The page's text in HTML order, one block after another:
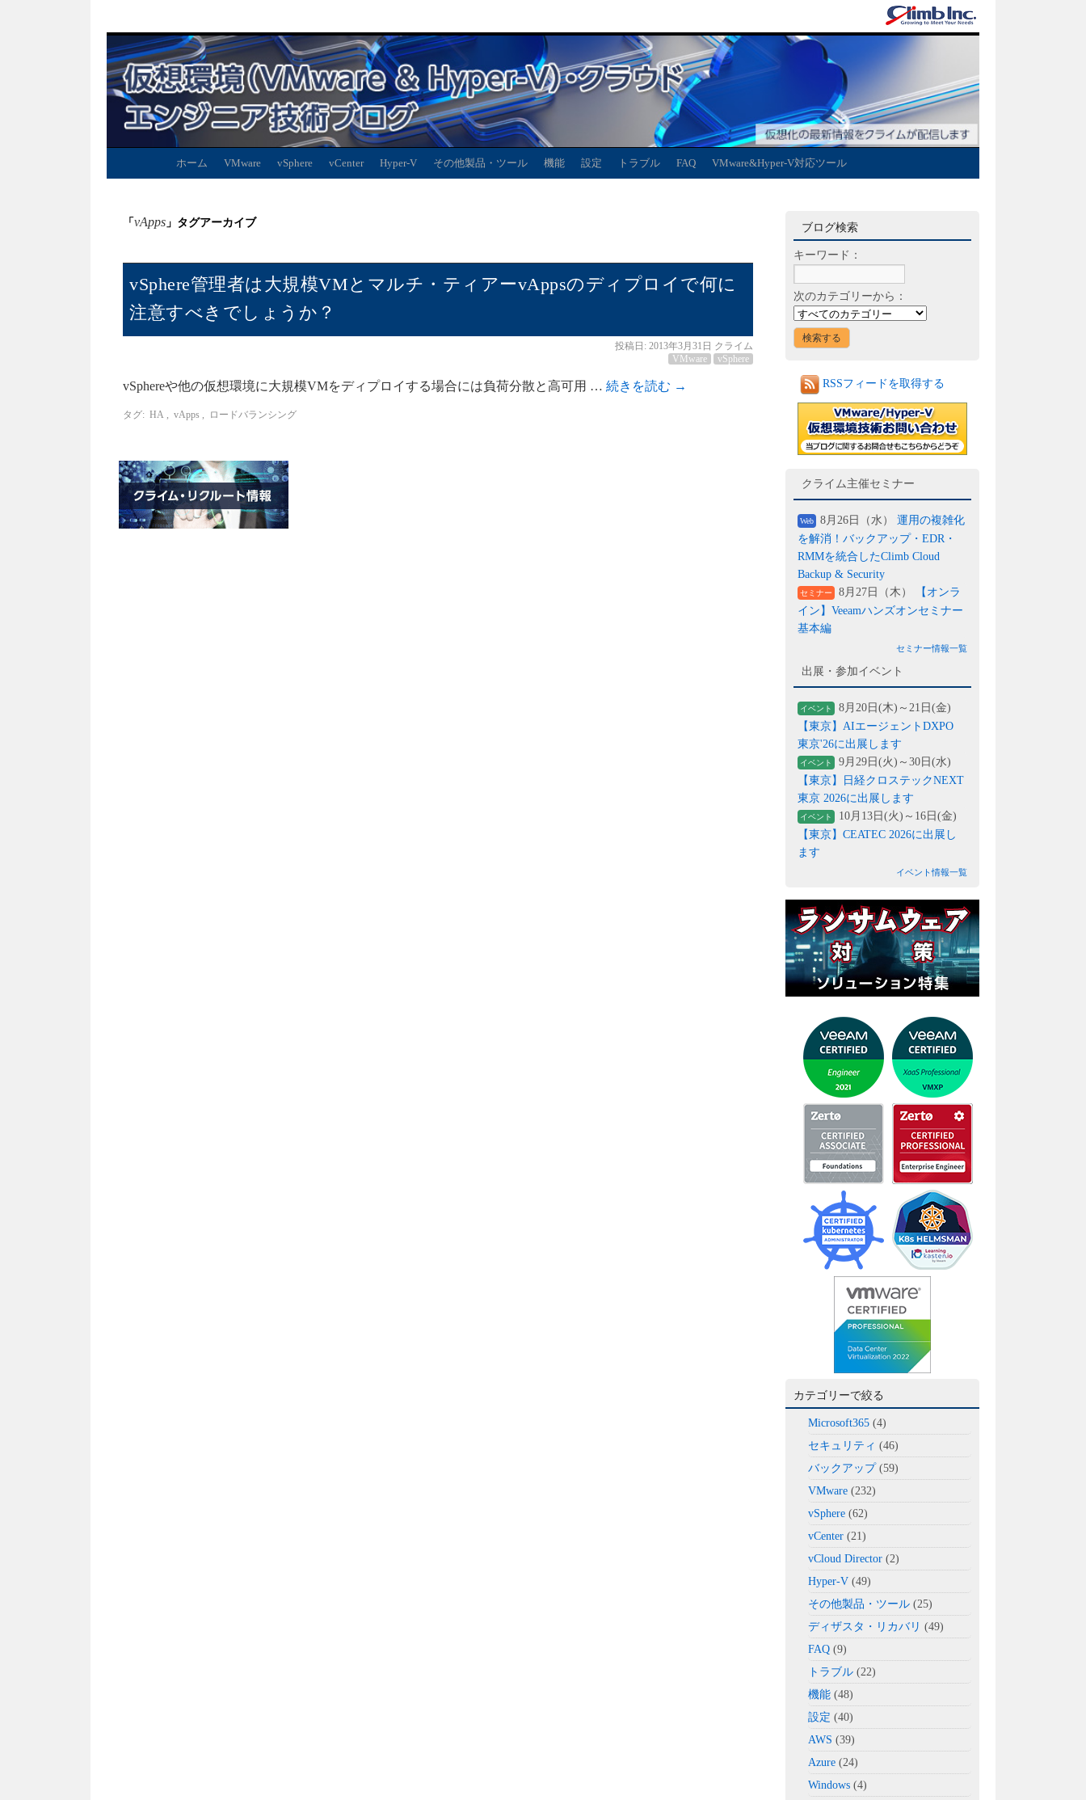
ホーム VMware vSphere vCenter Hyper-V その他製品・ツール 機能 設定 トラブル FAQ VMware&Hyper-V対応ツール
「 vApps 」タグアーカイブ
vSphere管理者は大規模VMとマルチ・ティアーvAppsのディプロイで何に
注意すべきでしょうか？
投稿日: 2013年3月31日 クライム
VMware
vSphere
vSphereや他の仮想環境に大規模VMをディプロイする場合には負荷分散と高可用 … 続きを読む →
タグ: HA , vApps , ロードバランシング
ブログ検索
キーワード：
次のカテゴリーから：
RSSフィードを取得する
クライム主催セミナー
Web 8月26日（水） 運用の複雑化
を解消！バックアップ・EDR・
RMMを統合したClimb Cloud
Backup & Security
セミナー 8月27日（木）
【オンラ
イン】Veeamハンズオンセミナー
基本編
セミナー情報一覧
出展・参加イベント
イベント
8月20日(木)～21日(金)
【東京】AIエージェントDXPO
東京'26に出展します
イベント
9月29日(火)～30日(水)
【東京】日経クロステックNEXT
東京 2026に出展します
イベント
10月13日(火)～16日(金)
【東京】CEATEC 2026に出展し
ます
イベント情報一覧
カテゴリーで絞る
Microsoft365 (4)
セキュリティ (46)
バックアップ(59)
VMware (232)
vSphere (62)
vCenter (21)
vCloud Director (2)
Hyper-V (49)
その他製品・ツール (25)
ディザスタ・リカバリ (49)
FAQ (9)
トラブル (22)
機能 (48)
設定 (40)
AWS (39)
Azure (24)
Windows (4)